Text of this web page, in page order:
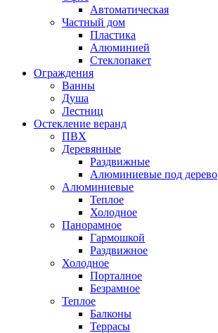
Автоматическая
Частный дом
Пластика
Алюминией
Стеклопакет
Ограждения
Ванны
Душа
Лестниц
Остекление веранд
ПВХ
Деревянные
Раздвижные
Алюминиевые под дерево
Алюминиевые
Теплое
Холодное
Панорамное
Гармошкой
Раздвижное
Холодное
Порталное
Безрамное
Теплое
Балконы
Террасы